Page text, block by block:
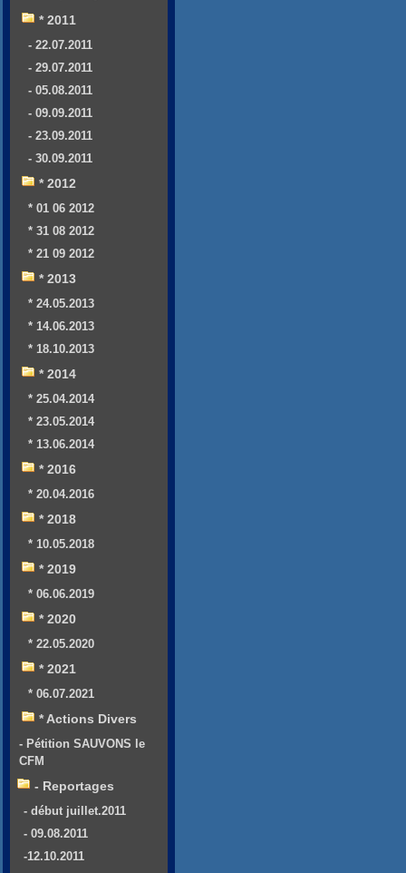
* 2011
- 22.07.2011
- 29.07.2011
- 05.08.2011
- 09.09.2011
- 23.09.2011
- 30.09.2011
* 2012
* 01 06 2012
* 31 08 2012
* 21 09 2012
* 2013
* 24.05.2013
* 14.06.2013
* 18.10.2013
* 2014
* 25.04.2014
* 23.05.2014
* 13.06.2014
* 2016
* 20.04.2016
* 2018
* 10.05.2018
* 2019
* 06.06.2019
* 2020
* 22.05.2020
* 2021
* 06.07.2021
* Actions Divers
- Pétition SAUVONS le
CFM
- Reportages
- début juillet.2011
- 09.08.2011
-12.10.2011